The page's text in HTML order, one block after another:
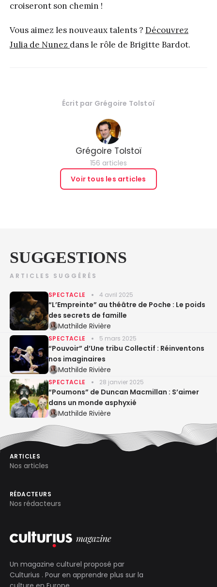
croiseront son chemin !
Vous aimez les nouveaux talents ? Découvrez
Julia de Nunez dans le rôle de Brigitte Bardot.
Écrit par Grégoire Tolstoï
Grégoire Tolstoï
156 articles
Voir tous les articles
SUGGESTIONS
ARTICLES SUGGÉRÉS
SPECTACLE 4 avril 2025
“L’Empreinte” au théâtre de Poche : Le poids
des secrets de famille
Mathilde Rivière
SPECTACLE 5 mars 2025
“Pouvoir” d’Une tribu Collectif : Réinventons
nos imaginaires
Mathilde Rivière
SPECTACLE 28 janvier 2025
“Poumons” de Duncan Macmillan : S’aimer
dans un monde asphyxié
Mathilde Rivière
Un magazine culturel proposé par
Culturius . Pour en apprendre plus sur la
ARTICLES
Nos articles
RÉDACTEURS
Nos rédacteurs